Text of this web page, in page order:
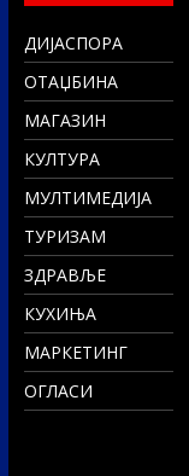
ДИЈАСПОРА
ОТАЏБИНА
МАГАЗИН
КУЛТУРА
МУЛТИМЕДИЈА
ТУРИЗАМ
ЗДРАВЉЕ
КУХИЊА
МАРКЕТИНГ
ОГЛАСИ